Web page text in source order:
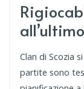
Clan di Scozia
partite sono